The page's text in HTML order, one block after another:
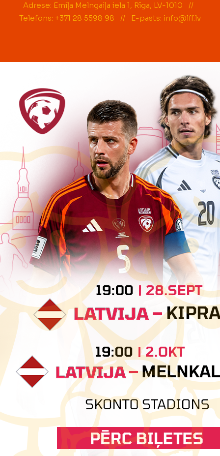
Adrese: Emiļa Melngaiļa iela 1, Rīga, LV-1010 //
Telefons: +371 28 5598 98 // E-pasts: info@lff.lv